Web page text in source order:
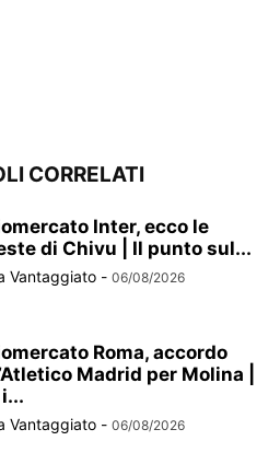
CORRELATI
Inter, ecco le
di Chivu | Il punto sul...
Vantaggiato - 06/08/2026
Roma, accordo
Madrid per Molina |
Vantaggiato - 06/08/2026